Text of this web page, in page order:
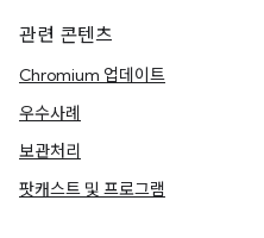
관련 콘텐츠
Chromium 업데이트
우수사례
보관처리
팟캐스트 및 프로그램